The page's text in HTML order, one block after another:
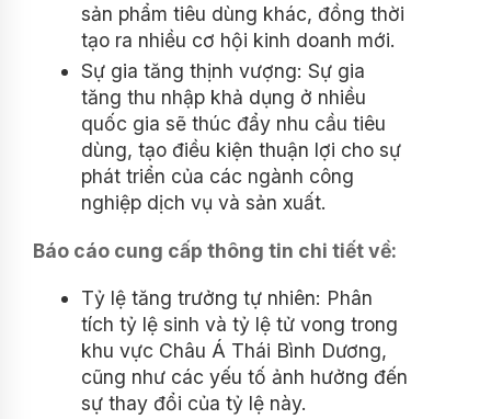
sản phẩm tiêu dùng khác, đồng thời
tạo ra nhiều cơ hội kinh doanh mới.
Sự gia tăng thịnh vượng: Sự gia
tăng thu nhập khả dụng ở nhiều
quốc gia sẽ thúc đẩy nhu cầu tiêu
dùng, tạo điều kiện thuận lợi cho sự
phát triển của các ngành công
nghiệp dịch vụ và sản xuất.
Báo cáo cung cấp thông tin chi tiết về:
Tỷ lệ tăng trưởng tự nhiên: Phân
tích tỷ lệ sinh và tỷ lệ tử vong trong
khu vực Châu Á Thái Bình Dương,
cũng như các yếu tố ảnh hưởng đến
sự thay đổi của tỷ lệ này.